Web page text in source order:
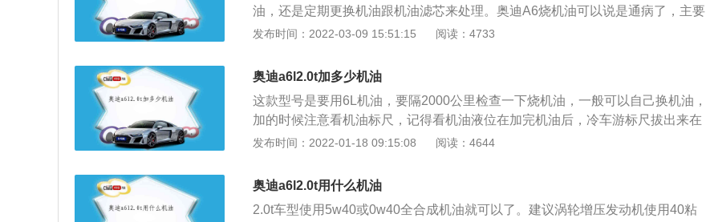
油，还是定期更换机油跟机油滤芯来处理。奥迪A6烧机油可以说是通病了，主要
是因为使用的是高速发动机，性能提高的同时对机油的要求也是比较高的。而当
择粘度大的机油，可以增加发动机活塞、缸壁间的密封性，从而降低烧机油的概
率。另外就是一定要注意经常检查机油的标尺，安装产品使用说明书要求机油和
机器，更换正品机油滤清器备件，要是发现发动机损耗异常的话就要及时去4S店
进行维修。
发布时间：2022-03-09 15:51:15 阅读：4733
奥迪a6l2.0t加多少机油
这款型号是要用6L机油，要隔2000公里检查一下烧机油，一般可以自己换机油，
加的时候注意看机油标尺，记得看机油液位在加完机油后，冷车游标尺拔出来在
中间三个点的位置即可。关于换机油，润滑油的作用是在使用过程中要受到废
从而发动机会被影响正常工作。因此，需要按时更换润滑油，当使用到一定的里
程。首先一般在10000公里换一次机油，如果觉得的室内环境不好，可以在8000
公里左右更换比方说空气质量不好。如果选择了一种油以后，就不要轻易更换级
发布时间：2022-01-18 09:15:08 阅读：4644
奥迪a6l2.0t用什么机油
2.0t车型使用5w40或0w40全合成机油就可以了。建议涡轮增压发动机使用40粘